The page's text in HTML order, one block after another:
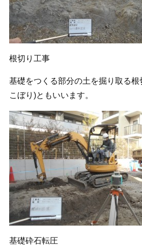
根切り工事
基礎をつくる部分の土を掘り取る根
こぼり)ともいいます。
基礎砕石転圧